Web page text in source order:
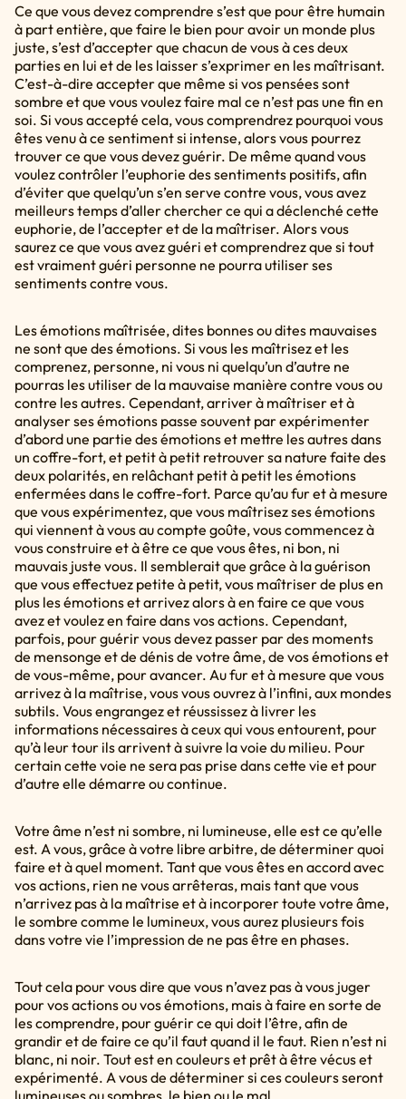
Ce que vous devez comprendre s’est que pour être humain
à part entière, que faire le bien pour avoir un monde plus
juste, s’est d’accepter que chacun de vous à ces deux
parties en lui et de les laisser s’exprimer en les maîtrisant.
C’est-à-dire accepter que même si vos pensées sont
sombre et que vous voulez faire mal ce n’est pas une fin en
soi. Si vous accepté cela, vous comprendrez pourquoi vous
êtes venu à ce sentiment si intense, alors vous pourrez
trouver ce que vous devez guérir. De même quand vous
voulez contrôler l’euphorie des sentiments positifs, afin
d’éviter que quelqu’un s’en serve contre vous, vous avez
meilleurs temps d’aller chercher ce qui a déclenché cette
euphorie, de l’accepter et de la maîtriser. Alors vous
saurez ce que vous avez guéri et comprendrez que si tout
est vraiment guéri personne ne pourra utiliser ses
sentiments contre vous.
Les émotions maîtrisée, dites bonnes ou dites mauvaises
ne sont que des émotions. Si vous les maîtrisez et les
comprenez, personne, ni vous ni quelqu’un d’autre ne
pourras les utiliser de la mauvaise manière contre vous ou
contre les autres. Cependant, arriver à maîtriser et à
analyser ses émotions passe souvent par expérimenter
d’abord une partie des émotions et mettre les autres dans
un coffre-fort, et petit à petit retrouver sa nature faite des
deux polarités, en relâchant petit à petit les émotions
enfermées dans le coffre-fort. Parce qu’au fur et à mesure
que vous expérimentez, que vous maîtrisez ses émotions
qui viennent à vous au compte goûte, vous commencez à
vous construire et à être ce que vous êtes, ni bon, ni
mauvais juste vous. Il semblerait que grâce à la guérison
que vous effectuez petite à petit, vous maîtriser de plus en
plus les émotions et arrivez alors à en faire ce que vous
avez et voulez en faire dans vos actions. Cependant,
parfois, pour guérir vous devez passer par des moments
de mensonge et de dénis de votre âme, de vos émotions et
de vous-même, pour avancer. Au fur et à mesure que vous
arrivez à la maîtrise, vous vous ouvrez à l’infini, aux mondes
subtils. Vous engrangez et réussissez à livrer les
informations nécessaires à ceux qui vous entourent, pour
qu’à leur tour ils arrivent à suivre la voie du milieu. Pour
certain cette voie ne sera pas prise dans cette vie et pour
d’autre elle démarre ou continue.
Votre âme n’est ni sombre, ni lumineuse, elle est ce qu’elle
est. A vous, grâce à votre libre arbitre, de déterminer quoi
faire et à quel moment. Tant que vous êtes en accord avec
vos actions, rien ne vous arrêteras, mais tant que vous
n’arrivez pas à la maîtrise et à incorporer toute votre âme,
le sombre comme le lumineux, vous aurez plusieurs fois
dans votre vie l’impression de ne pas être en phases.
Tout cela pour vous dire que vous n’avez pas à vous juger
pour vos actions ou vos émotions, mais à faire en sorte de
les comprendre, pour guérir ce qui doit l’être, afin de
grandir et de faire ce qu’il faut quand il le faut. Rien n’est ni
blanc, ni noir. Tout est en couleurs et prêt à être vécus et
expérimenté. A vous de déterminer si ces couleurs seront
lumineuses ou sombres, le bien ou le mal.